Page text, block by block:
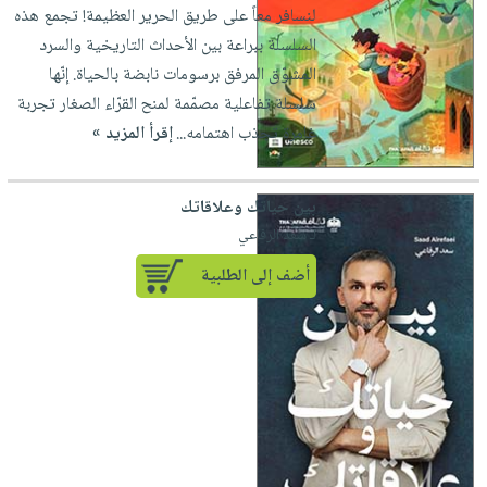
لنسافر معاً على طريق الحرير العظيمة! تجمع هذه
السلسلة ببراعة بين الأحداث التاريخية والسرد
المشوّق المرفق برسومات نابضة بالحياة. إنّها
سلسلة تفاعلية مصمّمة لمنح القرّاء الصغار تجربة
غامرة تجذب اهتمامه...إقرأ المزيد »
بين حياتك وعلاقاتك
لـ سعد الرفاعي
أضف إلى الطلبية